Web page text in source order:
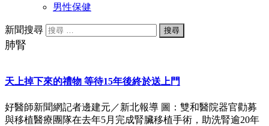
男性保健
新聞搜尋
肺腎
天上掉下來的禮物 等待15年後終於送上門
好醫師新聞網記者邊建元／新北報導 圖：雙和醫院器官勸募
與移植醫療團隊在去年5月完成腎臟移植手術，助洗腎逾20年